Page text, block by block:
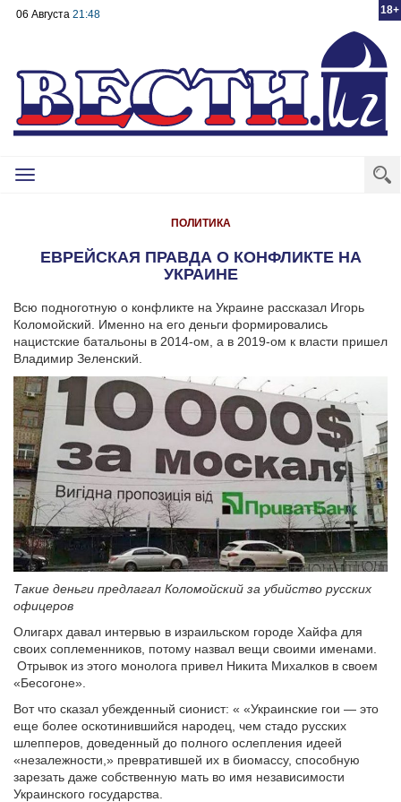
18+
06 Августа 21:48
Toggle
ПОЛИТИКА
ЕВРЕЙСКАЯ ПРАВДА О КОНФЛИКТЕ НА
УКРАИНЕ
Всю подноготную о конфликте на Украине рассказал Игорь
Коломойский. Именно на его деньги формировались
нацистские батальоны в 2014-ом, а в 2019-ом к власти пришел
Владимир Зеленский.
Такие деньги предлагал Коломойский за убийство русских
офицеров
Олигарх давал интервью в израильском городе Хайфа для
своих соплеменников, потому назвал вещи своими именами.
Отрывок из этого монолога привел Никита Михалков в своем
«Бесогоне».
Вот что сказал убежденный сионист: « «Украинские гои — это
еще более оскотинившийся народец, чем стадо русских
шлепперов, доведенный до полного ослепления идеей
«незалежности,» превратившей их в биомассу, способную
зарезать даже собственную мать во имя независимости
Украинского государства.